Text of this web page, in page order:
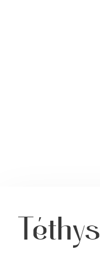
Téthys